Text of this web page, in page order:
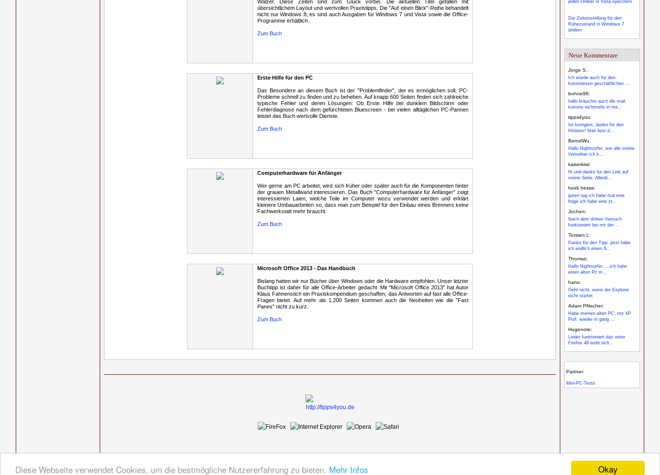
Okay
Diese Webseite verwendet Cookies, um die bestmögliche Nutzererfahrung zu bieten. Mehr Infos
jeden Ordner in Vista speichern
Die Zeiteinstellung für den
Ruhezustand in Windows 7
ändern
Neue Kommentare
Jorge S.:
Ich würde auch für den
kostenlosen geschäftlichen ...
bohne96:
hallo bräuchte auch die mail
komme nichtmehr in me...
tipps4you:
Ist korrigiert, danke für den
Hinweis! Man liest d...
BerndWu:
Hallo Nightsurfer, wie alle meine
Vorredner ich k...
kaiserkiwi:
Hi und danke für den Link auf
meine Seite. Allerdi...
heidi hesse:
guten tag ich habe mal eine
frage ich habe eine st...
Jochen:
Nach dem dritten Versuch
funktioniert bei mir der ...
Torsten L:
Danke für den Tipp, jetzt habe
ich endlich einen S...
Thomas:
Hallo Nightsurfer, ...ich habe
einen alten Pc m...
hans:
Geht nicht, wenn der Explorer
nicht startet
Adam Pfitscher:
Habe meinen alten PC, mit XP
Prof. wieder in gang ...
Hugenote:
Leider funktioniert das unter
Firefox 48 wohl nich...
Partner:
Mini-PC-Tests
Wälzer. Diese Zeiten sind zum Glück vorbei. Die aktuellen Titel gefallen mit
übersichtlichem Layout und wertvollen Praxistipps. Die "Auf einen Blick"-Reihe behandelt
nicht nur Windows 8; es sind auch Ausgaben für Windows 7 und Vista sowie die Office-
Programme erhältlich.
Zum Buch
Erste Hilfe für den PC
Das Besondere an diesem Buch ist der "Problemfinder", der es ermöglichen soll, PC-
Probleme schnell zu finden und zu beheben. Auf knapp 600 Seiten finden sich zahlreiche
typische Fehler und deren Lösungen: Ob Erste Hilfe bei dunklem Bildschirm oder
Fehlerdiagnose nach dem gefürchteten Bluescreen - bei vielen alltäglichen PC-Pannen
leistet das Buch wertvolle Dienste.
Zum Buch
Computerhardware für Anfänger
Wer gerne am PC arbeitet, wird sich früher oder später auch für die Komponenten hinter
der grauen Metallwand interessieren. Das Buch "Computerhardware für Anfänger" zeigt
interessierten Laien, welche Teile im Computer wozu verwendet werden und erklärt
kleinere Umbauarbeiten so, dass man zum Beispiel für den Einbau eines Brenners keine
Fachwerkstatt mehr braucht.
Zum Buch
Microsoft Office 2013 - Das Handbuch
Bislang hatten wir nur Bücher über Windows oder die Hardware empfohlen. Unser letzter
Buchtipp ist daher für alle Office-Arbeiter gedacht. Mit "Microsoft Office 2013" hat Autor
Klaus Fahnenstich ein Praxiskompendium geschaffen, das Antworten auf fast alle Office-
Fragen bietet. Auf mehr als 1.200 Seiten kommen auch die Neuheiten wie die "Fast
Panes" nicht zu kurz.
Zum Buch
Diese Seite wurde in 0.003 Sekunden geladen